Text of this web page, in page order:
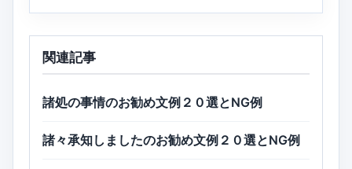
関連記事
諸処の事情のお勧め文例２０選とNG例
諸々承知しましたのお勧め文例２０選とNG例